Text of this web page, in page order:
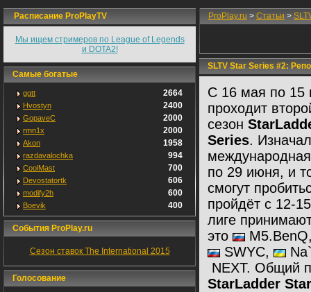
Расписание ProPlayTV
Мы ищем стримеров по League of Legends
и DOTA2!
Самые богатые
ggtt 2664
Hvostyn 2400
GopaveC 2000
rmn1x 2000
Akon 1958
razdavalochka 994
CoolMast 700
Devostatortk 606
modify2h 600
Boevik 400
События ProPlay.ru
Сезон ставок The International 2015
Голосование
ProPlay.ru > Статьи >
SLTV Star Series #2:
C 16 мая по 15
проходит
сезон
Series.
по 29 июня, и
смогут
пройдёт с 12-
лиге
это
SWYC,
NEXT. Общий
StarLadder